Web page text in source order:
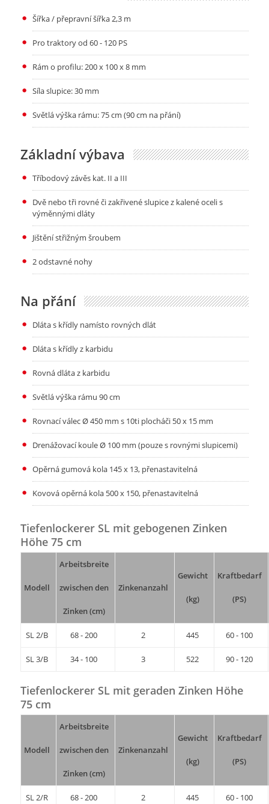
Šířka / přepravní šířka 2,3 m
Pro traktory od 60 - 120 PS
Rám o profilu: 200 x 100 x 8 mm
Síla slupice: 30 mm
Světlá výška rámu: 75 cm (90 cm na přání)
Základní výbava
Tříbodový závěs kat. II a III
Dvě nebo tři rovné či zakřivené slupice z kalené oceli s
výměnnými dláty
Jištění střižným šroubem
2 odstavné nohy
Na přání
Dláta s křídly namísto rovných dlát
Dláta s křídly z karbidu
Rovná dláta z karbidu
Světlá výška rámu 90 cm
Rovnací válec Ø 450 mm s 10ti plocháči 50 x 15 mm
Drenážovací koule Ø 100 mm (pouze s rovnými slupicemi)
Opěrná gumová kola 145 x 13, přenastavitelná
Kovová opěrná kola 500 x 150, přenastavitelná
Tiefenlockerer SL mit gebogenen Zinken
Höhe 75 cm
Modell
Arbeitsbreite
zwischen den
Zinken (cm)
Zinkenanzahl
Gewicht
(kg)
Kraftbedarf
(PS)
SL 2/B 68 - 200 2 445 60 - 100
SL 3/B 34 - 100 3 522 90 - 120
Tiefenlockerer SL mit geraden Zinken Höhe
75 cm
Modell
Arbeitsbreite
zwischen den
Zinken (cm)
Zinkenanzahl
Gewicht
(kg)
Kraftbedarf
(PS)
SL 2/R 68 - 200 2 445 60 - 100